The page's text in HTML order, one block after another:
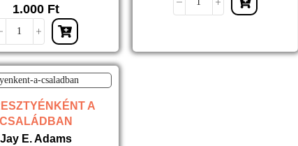
1.000 Ft
A
CSALÁDBAN
Jay E. Adams